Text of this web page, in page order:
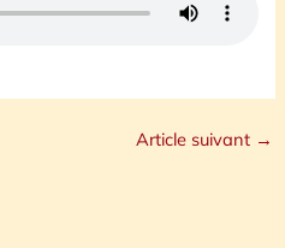
Article suivant →